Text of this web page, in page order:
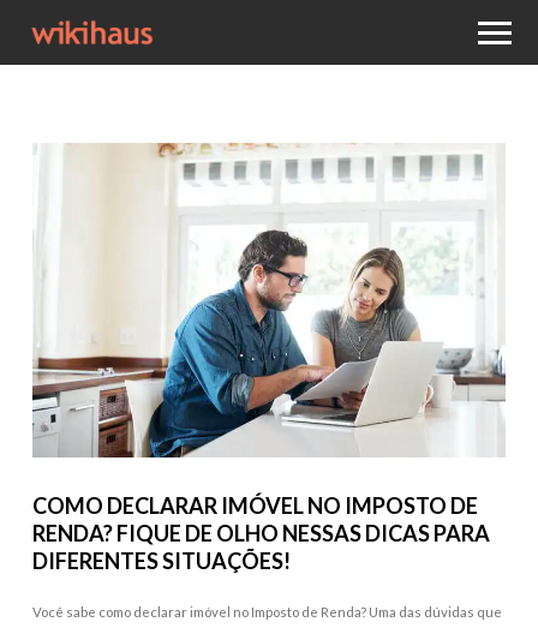
COMO DECLARAR IMÓVEL NO IMPOSTO DE
RENDA? FIQUE DE OLHO NESSAS DICAS PARA
DIFERENTES SITUAÇÕES!
Você sabe como declarar imóvel no Imposto de Renda? Uma das dúvidas que